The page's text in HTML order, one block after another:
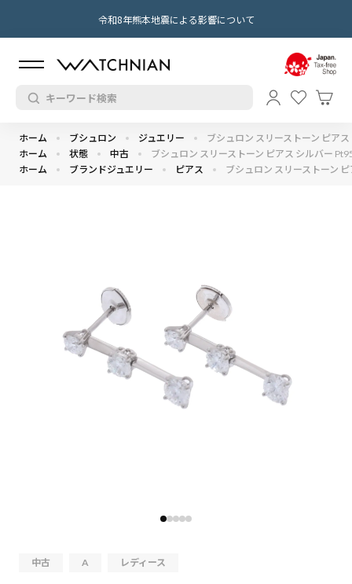
令和8年熊本地震による影響について
ホーム ブシュロン ジュエリー
ブシュロン スリーストーン ピア
ホーム
状態 中古
ブシュロン スリーストーン ピアス シルバー
ホーム
ブランドジュエリー ピアス ブシュロン スリーストーン
中古 A レディース